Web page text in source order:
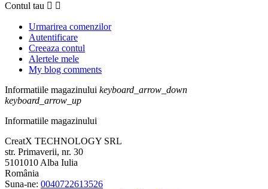
Contul tau  
Urmarirea comenzilor
Autentificare
Creeaza contul
Alertele mele
My blog comments
Informatiile magazinului keyboard_arrow_down
keyboard_arrow_up
Informatiile magazinului
CreatX TECHNOLOGY SRL
str. Primaverii, nr. 30
5101010 Alba Iulia
România
Suna-ne: 0040722613526